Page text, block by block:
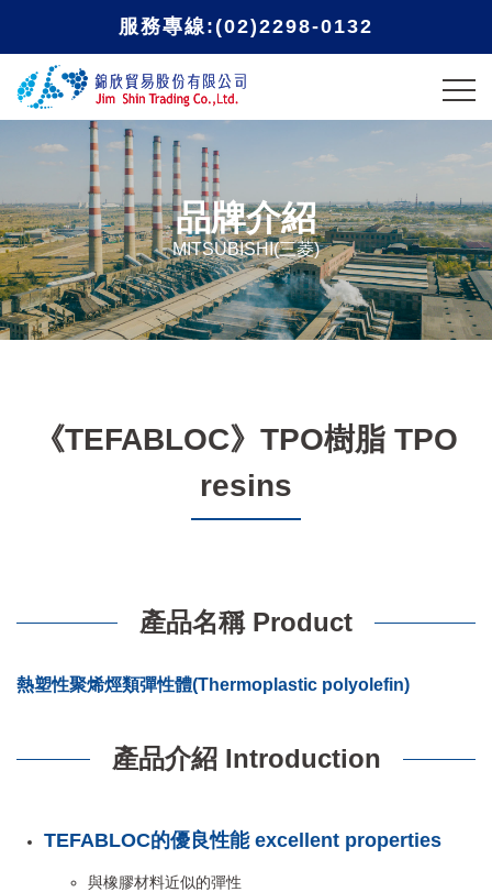
服務專線:(02)2298-0132
品牌介紹
MITSUBISHI(三菱)
《TEFABLOC》TPO樹脂 TPO
resins
產品名稱 Product
熱塑性聚烯烴類彈性體(Thermoplastic polyolefin)
產品介紹 Introduction
TEFABLOC的優良性能 excellent properties
與橡膠材料近似的彈性